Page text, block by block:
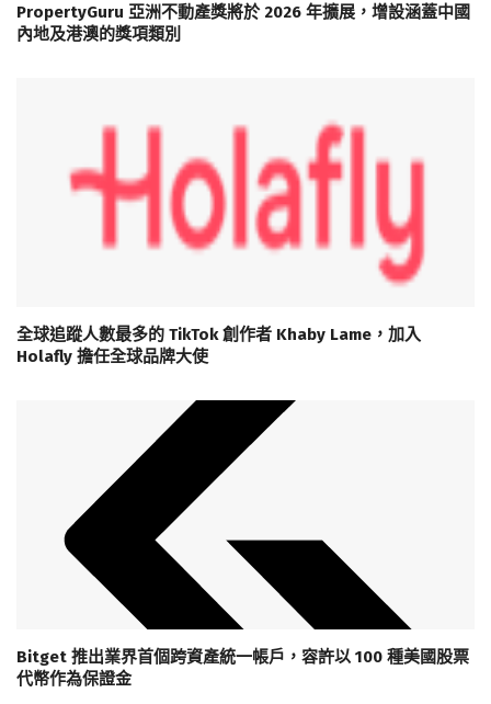
PropertyGuru 亞洲不動產獎將於 2026 年擴展，增設涵蓋中國
內地及港澳的獎項類別
全球追蹤人數最多的 TikTok 創作者 Khaby Lame，加入
Holafly 擔任全球品牌大使
Bitget 推出業界首個跨資產統一帳戶，容許以 100 種美國股票
代幣作為保證金